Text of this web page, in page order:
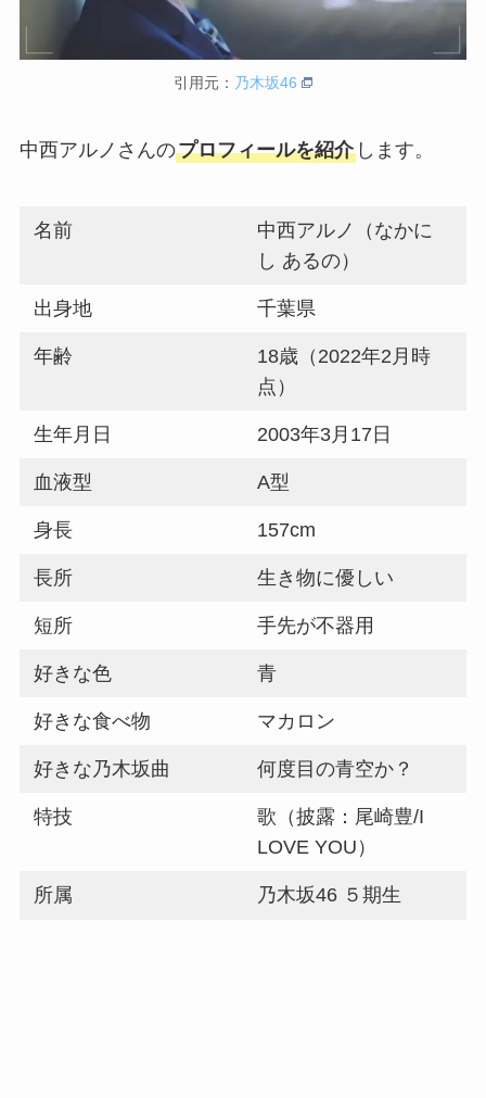
引用元： 乃木坂46
中西アルノさんのプロフィールを紹介します。
名前
中西アルノ（なかに
し あるの）
出身地 千葉県
年齢
18歳（2022年2月時
点）
生年月日 2003年3月17日
血液型 A型
身長 157cm
長所 生き物に優しい
短所 手先が不器用
好きな色 青
好きな食べ物 マカロン
好きな乃木坂曲 何度目の青空か？
特技
歌（披露：尾崎豊/I
LOVE YOU）
所属 乃木坂46 ５期生